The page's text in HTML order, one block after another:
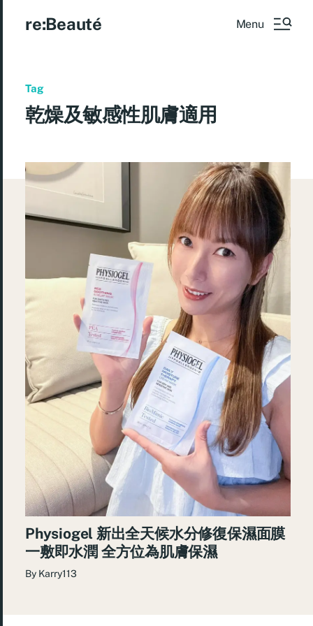
re:Beauté Menu
Tag
乾燥及敏感性肌膚適用
Physiogel 新出全天候水分修復保濕面膜
一敷即水潤 全方位為肌膚保濕
By Karry113